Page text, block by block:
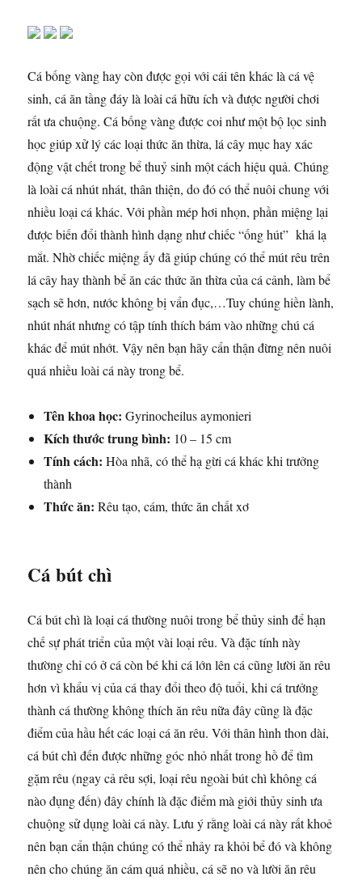
Cá bống vàng hay còn được gọi với cái tên khác là cá vệ
sinh, cá ăn tầng đáy là loài cá hữu ích và được người chơi
rất ưa chuộng. Cá bống vàng được coi như một bộ lọc sinh
học giúp xử lý các loại thức ăn thừa, lá cây mục hay xác
động vật chết trong bể thuỷ sinh một cách hiệu quả. Chúng
là loài cá nhút nhát, thân thiện, do đó có thể nuôi chung với
nhiều loại cá khác. Với phần mép hơi nhọn, phần miệng lại
được biến đổi thành hình dạng như chiếc “ống hút” khá lạ
mắt. Nhờ chiếc miệng ấy đã giúp chúng có thể mút rêu trên
lá cây hay thành bể ăn các thức ăn thừa của cá cảnh, làm bể
sạch sẽ hơn, nước không bị vẩn đục,…Tuy chúng hiền lành,
nhút nhát nhưng có tập tính thích bám vào những chú cá
khác để mút nhớt. Vậy nên bạn hãy cẩn thận đừng nên nuôi
quá nhiều loài cá này trong bể.
Tên khoa học: Gyrinocheilus aymonieri
Kích thước trung bình: 10 – 15 cm
Tính cách: Hòa nhã, có thể hạ gừi cá khác khi trưởng
thành
Thức ăn: Rêu tạo, cám, thức ăn chất xơ
Cá bút chì
Cá bút chì là loại cá thường nuôi trong bể thủy sinh để hạn
chế sự phát triển của một vài loại rêu. Và đặc tính này
thường chỉ có ở cá còn bé khi cá lớn lên cá cũng lười ăn rêu
hơn vì khẩu vị của cá thay đổi theo độ tuổi, khi cá trưởng
thành cá thường không thích ăn rêu nữa đây cũng là đặc
điểm của hầu hết các loại cá ăn rêu. Với thân hình thon dài,
cá bút chì đến được những góc nhỏ nhất trong hồ để tìm
gặm rêu (ngay cả rêu sợi, loại rêu ngoài bút chì không cá
nào đụng đến) đây chính là đặc điểm mà giới thủy sinh ưa
chuộng sử dụng loài cá này. Lưu ý rằng loài cá này rất khoẻ
nên bạn cẩn thận chúng có thể nhảy ra khỏi bể đó và không
nên cho chúng ăn cám quá nhiều, cá sẽ no và lười ăn rêu